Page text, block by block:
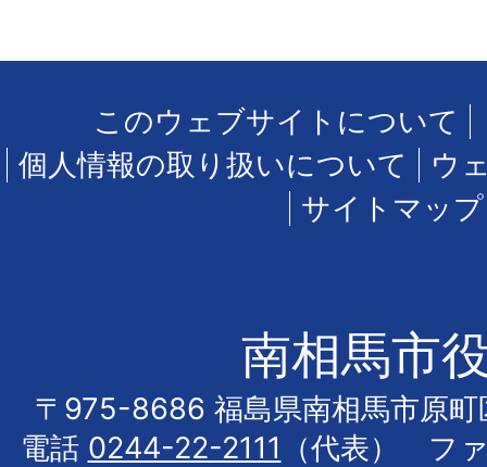
このウェブサイトについて
個人情報の取り扱いについて
ウ
サイトマップ
南相馬市
〒975-8686 福島県南相馬市原町
電話 0244-22-2111
（代表） フ